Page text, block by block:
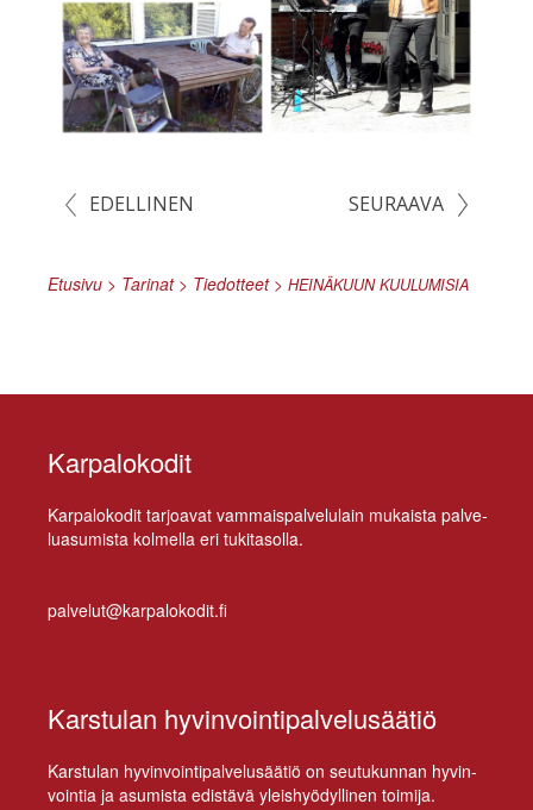
EDELLINEN SEURAAVA
Etusivu > Tarinat> Tiedotteet> HEINÄKUUN KUULUMISIA
Karpalokodit
Kar­pa­lo­ko­dit tar­joa­vat vam­mais­pal­ve­lu­lain mu­kais­ta pal­ve­
lua­su­mis­ta kol­mel­la eri tukitasolla.
palvelut@karpalokodit.fi
Karstulan hyvinvointipalvelusäätiö
Kars­tu­lan hy­vin­voin­ti­pal­ve­lusää­tiö on seu­tu­kun­nan hy­vin­
voin­tia ja asu­mis­ta edis­tä­vä yleis­hyö­dyl­li­nen toimija.